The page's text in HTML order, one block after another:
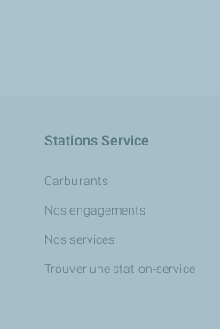
Stations Service
Carburants
Nos engagements
Nos services
Trouver une station-service